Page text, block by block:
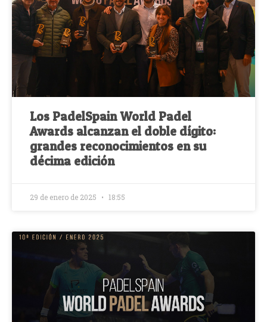
Los PadelSpain World Padel
Awards alcanzan el doble dígito:
grandes reconocimientos en su
décima edición
29 de enero de 2025 18:55